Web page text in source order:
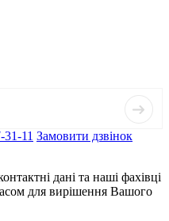
11 Замовити дзвінок
дані та наші фахівці
для вирішення Вашого